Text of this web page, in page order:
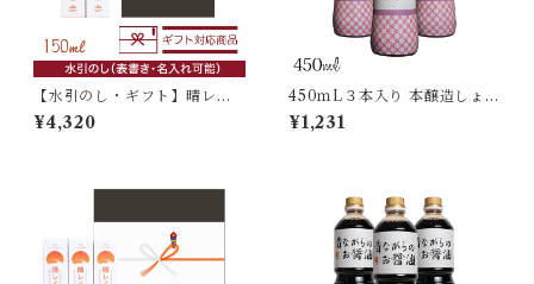
【水引のし・ギフト】晴レノ
日ノ醤油 150ml×2本入
¥4,320
450ｍL３本入り 本醸造しょう
ゆ 密封ボトル
¥1,231